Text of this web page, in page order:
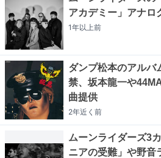
アカデミー」アナロ
1年以上前
ダンプ松本のアルバ
禁、坂本龍一や
曲提供
2年近く 前
ムーンライダーズ3
ニアの受難」や野音